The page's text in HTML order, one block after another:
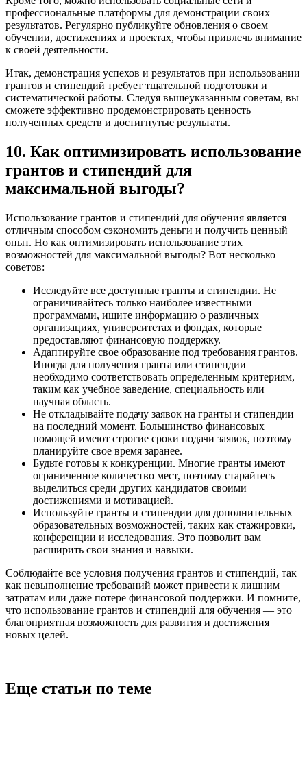
профессиональные платформы для демонстрации своих
результатов. Регулярно публикуйте обновления о своем
обучении, достижениях и проектах, чтобы привлечь внимание
к своей деятельности.
Итак, демонстрация успехов и результатов при использовании
грантов и стипендий требует тщательной подготовки и
систематической работы. Следуя вышеуказанным советам, вы
сможете эффективно продемонстрировать ценность
полученных средств и достигнутые результаты.
10. Как оптимизировать использование
грантов и стипендий для
максимальной выгоды?
Использование грантов и стипендий для обучения является
отличным способом сэкономить деньги и получить ценный
опыт. Но как оптимизировать использование этих
возможностей для максимальной выгоды? Вот несколько
советов:
Исследуйте все доступные гранты и стипендии. Не
ограничивайтесь только наиболее известными
программами, ищите информацию о различных
организациях, университетах и фондах, которые
предоставляют финансовую поддержку.
Адаптируйте свое образование под требования грантов.
Иногда для получения гранта или стипендии
необходимо соответствовать определенным критериям,
таким как учебное заведение, специальность или
научная область.
Не откладывайте подачу заявок на гранты и стипендии
на последний момент. Большинство финансовых
помощей имеют строгие сроки подачи заявок, поэтому
планируйте свое время заранее.
Будьте готовы к конкуренции. Многие гранты имеют
ограниченное количество мест, поэтому старайтесь
выделиться среди других кандидатов своими
достижениями и мотивацией.
Используйте гранты и стипендии для дополнительных
образовательных возможностей, таких как стажировки,
конференции и исследования. Это позволит вам
расширить свои знания и навыки.
Соблюдайте все условия получения грантов и стипендий, так
как невыполнение требований может привести к лишним
затратам или даже потере финансовой поддержки. И помните,
что использование грантов и стипендий для обучения — это
благоприятная возможность для развития и достижения
новых целей.
Еще статьи по теме